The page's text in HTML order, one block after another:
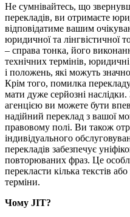
Не сумнівайтесь, що
перекладів, ви отримаєте
відповідатиме вашим
юридичної та лінгвістичної
– справа тонка, його
технічних термінів,
і положень, які можуть
Крім того, помилка
мати дуже серйозні
агенцією ви можете бути
надійний переклад з вашої
правовому полі. Ви також
індивідуального
перекладів забезпечує
повторюваних фраз. Це
перекласти кілька текстів
терміни.
Чому JIT?